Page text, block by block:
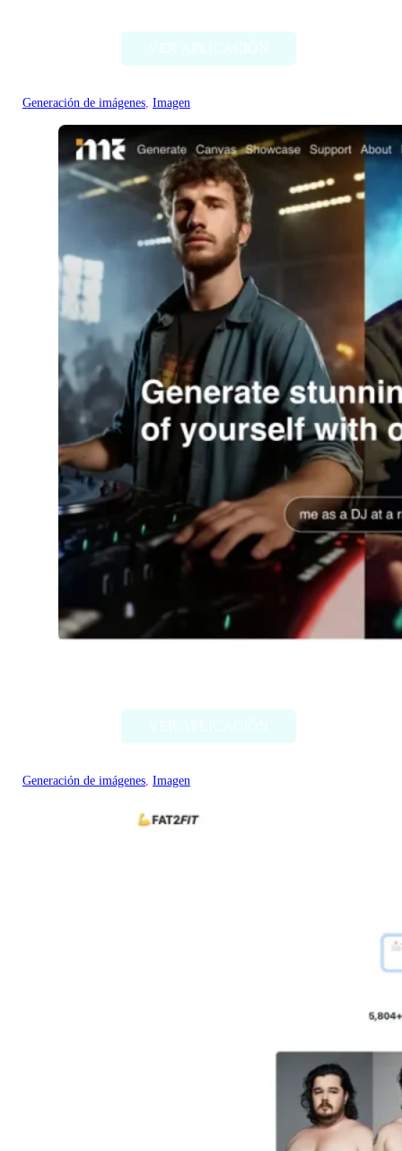
Generación de imágenes, Imagen
Generación de imágenes, Imagen